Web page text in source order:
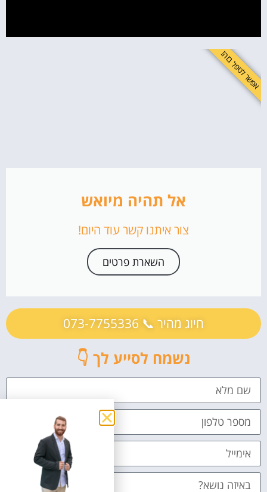
אל תהיה מיואש
צור איתנו קשר עוד היום!
השארת פרטים
אפשר לטפל בזה!
חיוג מהיר 📞 073-7755336
נשמח לסייע לך 👇